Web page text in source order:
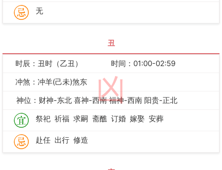
无
丑
凶
时辰：丑时（乙丑）
时间：01:00-02:59
冲煞：冲羊(己未)煞东
神位：财神-东北 喜神-西南 福神-西南 阳贵-正北
祭祀 祈福 求嗣 斋醮 订婚 嫁娶 安葬
赴任 出行 修造